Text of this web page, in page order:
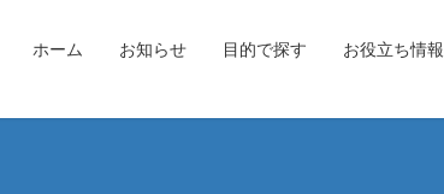
ホーム お知らせ 目的で探す お役立ち情報